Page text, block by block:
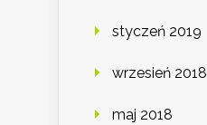
styczeń 2019
wrzesień 2018
maj 2018